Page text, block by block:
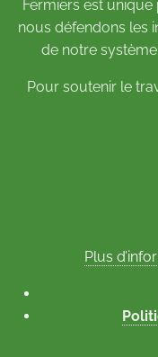
Fermiers est
nous défendons les
de notre
Pour soutenir le
Plus